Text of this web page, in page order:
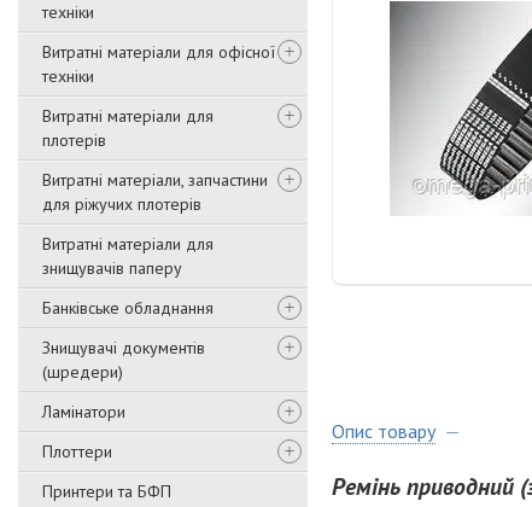
техніки
Витратні матеріали для офісної
техніки
Витратні матеріали для
плотерів
Витратні матеріали, запчастини
для ріжучих плотерів
Витратні матеріали для
знищувачів паперу
Банківське обладнання
Знищувачі документів
(шредери)
Ламінатори
Плоттери
Принтери та БФП
Опис товару
Ремінь приводний